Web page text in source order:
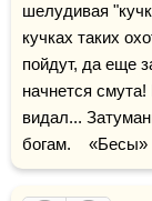
шелудивая
кучках таких
пойдут, да еще
начнется
видал...
богам.